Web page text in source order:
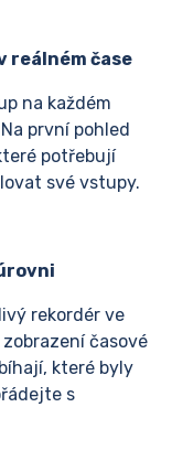
reálném čase
na každém
první pohled
potřebují
své vstupy.
rekordér ve
časové
které byly
s